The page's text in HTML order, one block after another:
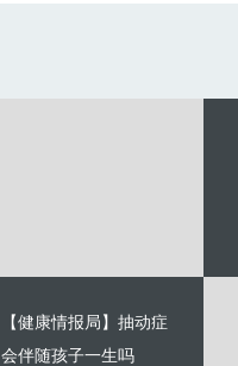
【健康情报局】抽动症
会伴随孩子一生吗